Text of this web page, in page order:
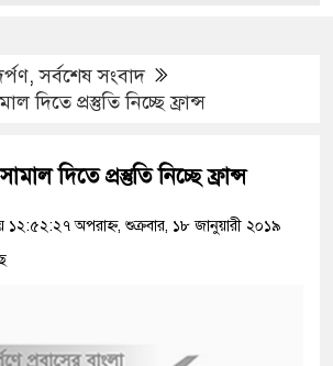
,সর্বশেষ সংবাদ
দিতে প্রস্তুতি নিচ্ছে ফ্রান্স
দিতে প্রস্তুতি নিচ্ছে ফ্রান্স
অপরাহ্ন, শুক্রবার, ১৮ জানুয়ারী ২০১৯